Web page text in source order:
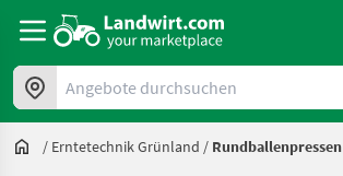
Angebote durchsuchen
/ Erntetechnik Grünland / Rundballenpressen